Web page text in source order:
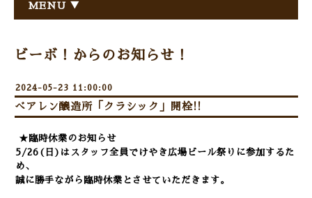
MENU ▼
ビーボ！からのお知らせ！
2024-05-23 11:00:00
べアレン醸造所「クラシック」開栓!!
★臨時休業のお知らせ
5/26(日)はスタッフ全員でけやき広場ビール祭りに参加するた
め、
誠に勝手ながら臨時休業とさせていただきます。